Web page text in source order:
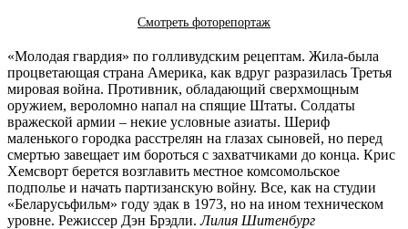
Смотреть фоторепортаж
«Молодая гвардия» по голливудским рецептам. Жила-была
процветающая страна Америка, как вдруг разразилась Третья
мировая война. Противник, обладающий сверхмощным
оружием, вероломно напал на спящие Штаты. Солдаты
вражеской армии – некие условные азиаты. Шериф
маленького городка расстрелян на глазах сыновей, но перед
смертью завещает им бороться с захватчиками до конца. Крис
Хемсворт берется возглавить местное комсомольское
подполье и начать партизанскую войну. Все, как на студии
«Беларусьфильм» году эдак в 1973, но на ином техническом
уровне. Режиссер Дэн Брэдли.Лилия Шитенбург